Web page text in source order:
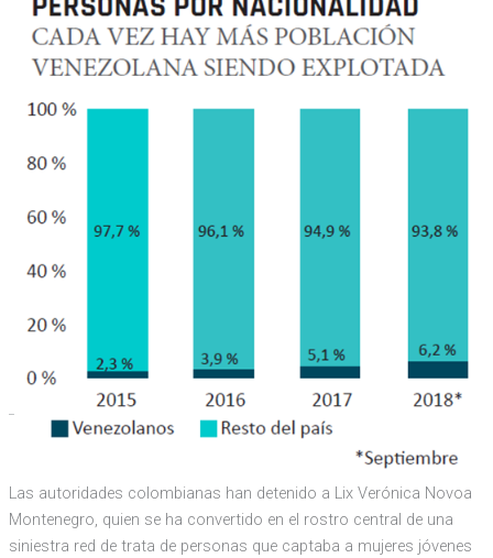
Las autoridades colombianas han detenido a Lix Verónica Novoa
Montenegro, quien se ha convertido en el rostro central de una
siniestra red de trata de personas que captaba a mujeres jóvenes